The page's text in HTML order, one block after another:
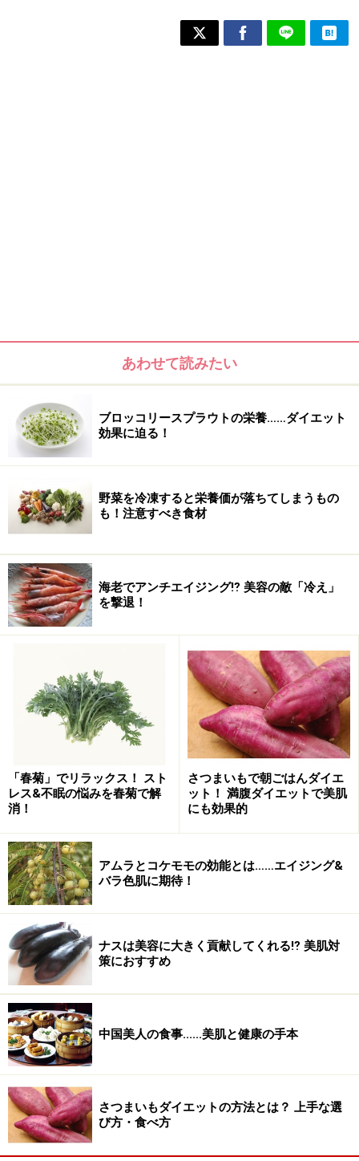
あわせて読みたい
ブロッコリースプラウトの栄養……ダイエット
効果に迫る！
野菜を冷凍すると栄養価が落ちてしまうもの
も！注意すべき食材
海老でアンチエイジング⁉ 美容の敵「冷え」
を撃退！
「春菊」でリラックス！ スト
レス&不眠の悩みを春菊で解
消！
さつまいもで朝ごはんダイエ
ット！ 満腹ダイエットで美肌
にも効果的
アムラとコケモモの効能とは……エイジング&
バラ色肌に期待！
ナスは美容に大きく貢献してくれる⁉ 美肌対
策におすすめ
中国美人の食事......美肌と健康の手本
さつまいもダイエットの方法とは？ 上手な選
び方・食べ方